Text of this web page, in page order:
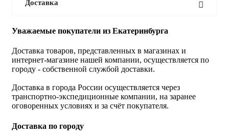
Доставка
Уважаемые покупатели из Екатеринбурга
Доставка товаров, представленных в магазинах и
интернет-магазине нашей компании, осуществляется по
городу - собственной службой доставки.
Доставка в города России осуществляется через
транспортно-экспедиционные компании, на заранее
оговоренных условиях и за счёт покупателя.
Доставка по городу